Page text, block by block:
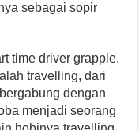
sebagai sopir
time driver grapple.
travelling, dari
dengan
menjadi seorang